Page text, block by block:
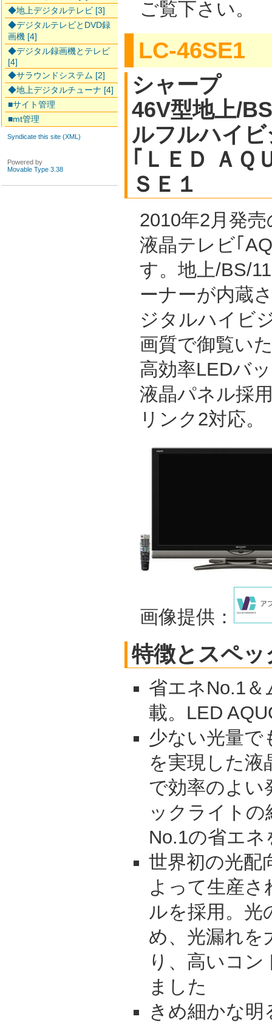
ご覧下さい。
LC-46SE1
シャープ
46V型地上/
ルフルハイ
｢ＬＥＤ ＡＱ
ＳＥ１
2010年2月発
液晶テレビ｢
す。地上/BS/
ーナーが内蔵
ジタルハイビ
画質で御覧い
高効率LEDバ
液晶パネル採
リンク2対応。
画像提供：
特徴とスペッ
省エネNo.1
載。LED
少ない光量で
を実現した液
で効率のよい
ックライト
No.1の省エネ
世界初の光配
よって生産さ
ルを採用。光
め、光漏れを
り、高いコ
ました
きめ細かな明
◆地上デジタルテレビ [3]
◆デジタルテレビとDVD録
画機 [4]
◆デジタル録画機とテレビ
[4]
◆サラウンドシステム [2]
◆地上デジタルチューナ [4]
■サイト管理
■mt管理
Syndicate this site (XML)
Powered by
Movable Type 3.38